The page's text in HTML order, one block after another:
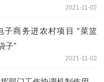
2021-11-02
子商务进农村项目 “菜篮
子”
2021-11-02